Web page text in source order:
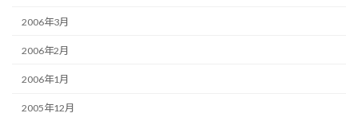
2006年3月
2006年2月
2006年1月
2005年12月